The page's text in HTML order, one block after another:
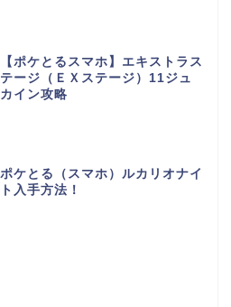
【ポケとるスマホ】エキストラス
テージ（ＥＸステージ）11ジュ
カイン攻略
ポケとる（スマホ）ルカリオナイ
ト入手方法！